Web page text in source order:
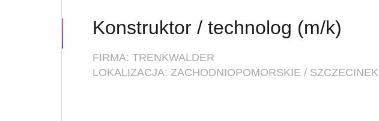
Konstruktor / technolog (m/k)
FIRMA: TRENKWALDER
LOKALIZACJA: ZACHODNIOPOMORSKIE / SZCZECINEK